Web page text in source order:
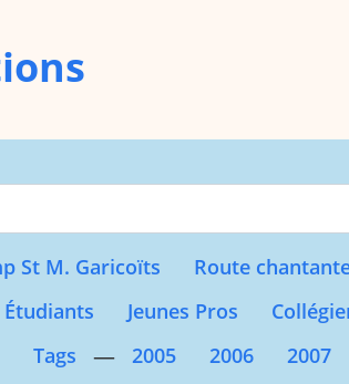
St M. Garicoïts Route
Étudiants Jeunes Pros
Tags — 2005 2006 2007